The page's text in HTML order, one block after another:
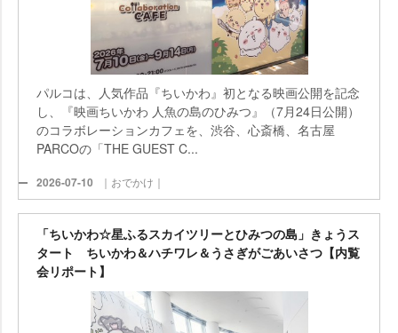
パルコは、人気作品『ちいかわ』初となる映画公開を記念
し、『映画ちいかわ 人魚の島のひみつ』（7月24日公開）
のコラボレーションカフェを、渋谷、心斎橋、名古屋
PARCOの「THE GUEST C...
2026-07-10 ｜おでかけ｜
「ちいかわ☆星ふるスカイツリーとひみつの島」きょうス
タート ちいかわ＆ハチワレ＆うさぎがごあいさつ【内覧
会リポート】